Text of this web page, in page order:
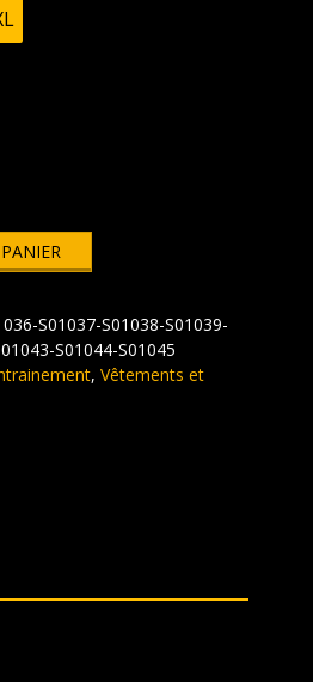
S01037-S01038-S01039-
S01044-S01045
, Vêtements et